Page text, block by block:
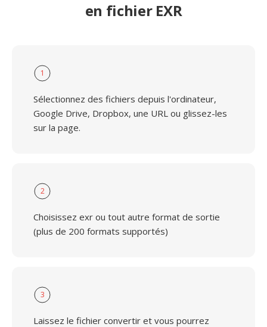
en fichier EXR
1
Sélectionnez des fichiers depuis l'ordinateur,
Google Drive, Dropbox, une URL ou glissez-les
sur la page.
2
Choisissez exr ou tout autre format de sortie
(plus de 200 formats supportés)
3
Laissez le fichier convertir et vous pourrez